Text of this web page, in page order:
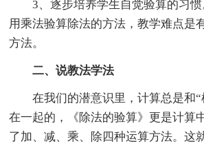
3、逐步培养学生自觉验算的习
用乘法验算除法的方法，教学难点是
方法。
二、说教法学法
在我们的潜意识里，计算总是和
在一起的，《除法的验算》更是计算
了加、减、乘、除四种运算方法。这